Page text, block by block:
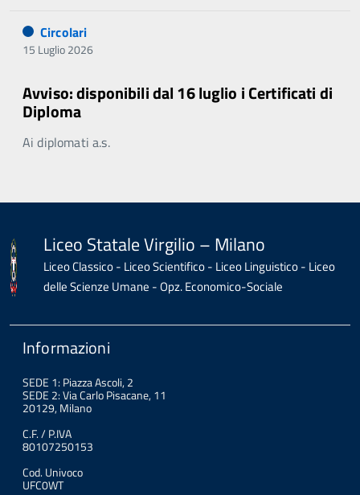
Circolari
15 Luglio 2026
Avviso: disponibili dal 16 luglio i Certificati di
Diploma
Ai diplomati a.s.
Liceo Statale Virgilio – Milano
Liceo Classico - Liceo Scientifico - Liceo Linguistico - Liceo
delle Scienze Umane - Opz. Economico-Sociale
Informazioni
SEDE 1: Piazza Ascoli, 2
SEDE 2: Via Carlo Pisacane, 11
20129, Milano
C.F. / P.IVA
80107250153
Cod. Univoco
UFC0WT